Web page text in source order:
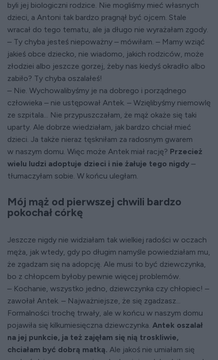
byli jej biologiczni rodzice. Nie mogliśmy mieć własnych
dzieci, a Antoni tak bardzo pragnął być ojcem. Stale
wracał do tego tematu, ale ja długo nie wyrażałam zgody.
– Ty chyba jesteś niepoważny – mówiłam. – Mamy wziąć
jakieś obce dziecko, nie wiadomo, jakich rodziców, może
złodziei albo jeszcze gorzej, żeby nas kiedyś okradło albo
zabiło? Ty chyba oszalałeś!
– Nie. Wychowalibyśmy je na dobrego i porządnego
człowieka – nie ustępował Antek. – Wzięlibyśmy niemowlę
ze szpitala... Nie przypuszczałam, że mąż okaże się taki
uparty. Ale dobrze wiedziałam, jak bardzo chciał mieć
dzieci. Ja także nieraz tęskniłam za radosnym gwarem
w naszym domu. Więc może Antek miał rację? Przecież
wielu ludzi adoptuje dzieci i nie żałuje tego nigdy –
tłumaczyłam sobie. W końcu uległam.
Mój mąż od pierwszej chwili bardzo
pokochał córkę
Jeszcze nigdy nie widziałam tak wielkiej radości w oczach
męża, jak wtedy, gdy po długim namyśle powiedziałam mu,
że zgadzam się na adopcję. Ale musi to być dziewczynka,
bo z chłopcem byłoby pewnie więcej problemów.
– Kochanie, wszystko jedno, dziewczynka czy chłopiec! –
zawołał Antek. – Najważniejsze, że się zgadzasz...
Formalności trochę trwały, ale w końcu w naszym domu
pojawiła się kilkumiesięczna dziewczynka. Antek oszalał
na jej punkcie, ja też zajęłam się nią troskliwie,
chciałam być dobrą matką. Ale jakoś nie umiałam się